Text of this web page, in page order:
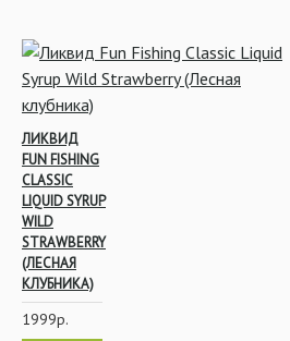
Насадки и прикормки
Пеллетс
ЛИКВИД
FUN FISHING
CLASSIC
LIQUID SYRUP
WILD
STRAWBERRY
(ЛЕСНАЯ
КЛУБНИКА)
1999р.